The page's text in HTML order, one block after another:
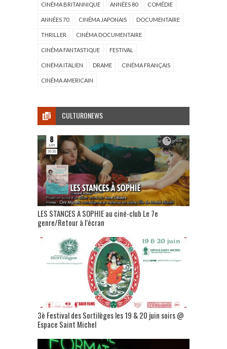
CINÉMA BRITANNIQUE ANNÉES 80 COMÉDIE
ANNÉES 70 CINÉMA JAPONAIS DOCUMENTAIRE
THRILLER CINÉMA DOCUMENTAIRE
CINÉMA FANTASTIQUE FESTIVAL
CINÉMA ITALIEN DRAME CINÉMA FRANÇAIS
CINÉMA AMERICAIN
CULTURONEWS
LES STANCES A SOPHIE au ciné-club Le 7e
genre/Retour à l’écran
3è Festival des Sortilèges les 19 & 20 juin soirs @
Espace Saint Michel